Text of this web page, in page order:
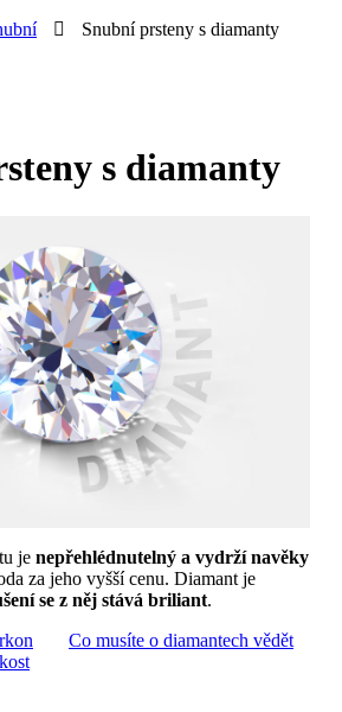
Snubní prsteny s diamanty
s diamanty
je nepřehlédnutelný a vydrží navěky
za jeho vyšší cenu. Diamant je
se z něj stává briliant.
Co musíte o diamantech vědět